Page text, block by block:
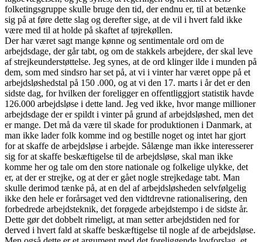
folketingsgruppe skulle bruge den tid, der endnu er, til at betænke
sig på at føre dette slag og derefter sige, at de vil i hvert fald ikke
være med til at holde på skaftet af tøjrekøllen.
Der har været sagt mange kønne og sentimentale ord om de
arbejdsdage, der går tabt, og om de stakkels arbejdere, der skal leve
af strejkeunderstøttelse. Jeg synes, at de ord klinger ilde i munden på
dem, som med sindsro har set på, at vi i vinter har været oppe på et
arbejdsløshedstal på 150 .000, og at vi den 17. marts i år det er den
sidste dag, for hvilken der foreligger en offentliggjort statistik havde
126.000 arbejdsløse i dette land. Jeg ved ikke, hvor mange millioner
arbejdsdage der er spildt i vinter på grund af arbejdsløshed, men det
er mange. Det må da være til skade for produktionen i Danmark, at
man ikke lader folk komme ind og bestille noget og intet har gjort
for at skaffe de arbejdsløse i arbejde. Sålænge man ikke interesserer
sig for at skaffe beskæftigelse til de arbejdsløse, skal man ikke
komme her og tale om den store nationale og folkelige ulykke, det
er, at der er strejke, og at der er gået nogle strejkedage tabt. Man
skulle derimod tænke på, at en del af arbejdsløsheden selvfølgelig
ikke den hele er forårsaget ved den vidtdrevne rationalisering, den
forbedrede arbejdsteknik, det forøgede arbejdstempo i de sidste år.
Dette gør det dobbelt rimeligt, at man setter arbejdstiden ned for
derved i hvert fald at skaffe beskæftigelse til nogle af de arbejdsløse.